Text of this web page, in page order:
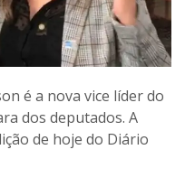
é a nova vice líder do
dos deputados. A
de hoje do Diário